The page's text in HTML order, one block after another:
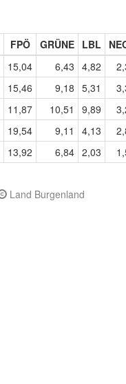
FPÖ GRÜNE LBL
15,04 6,43 4,82
15,46 9,18 5,31
11,87 10,51 9,89
19,54 9,11 4,13
13,92 6,84 2,03
Land Burgenland